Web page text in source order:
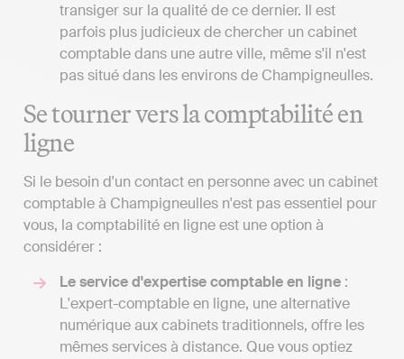
transiger sur la qualité de ce dernier. Il est
parfois plus judicieux de chercher un cabinet
comptable dans une autre ville, même s'il n'est
pas situé dans les environs de Champigneulles.
Se tourner vers la comptabilité en
ligne
Si le besoin d'un contact en personne avec un cabinet
comptable à Champigneulles n'est pas essentiel pour
vous, la comptabilité en ligne est une option à
considérer :
Le service d'expertise comptable en ligne :
L'expert-comptable en ligne, une alternative
numérique aux cabinets traditionnels, offre les
mêmes services à distance. Que vous optiez